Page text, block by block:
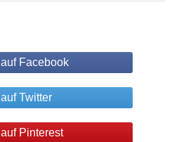
auf Facebook
auf Twitter
auf Pinterest